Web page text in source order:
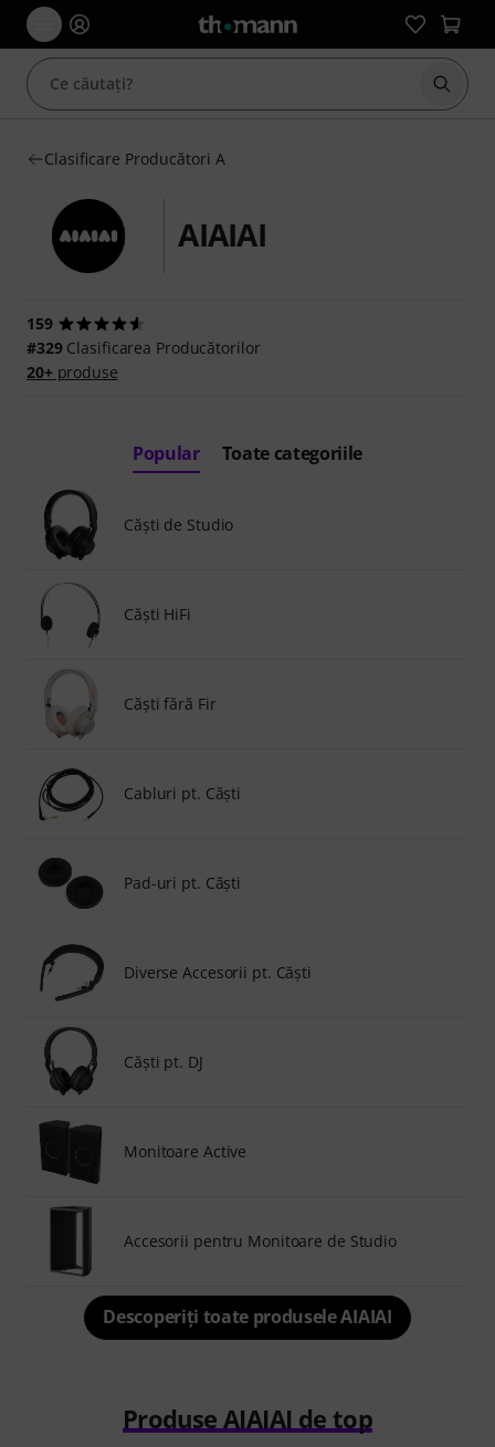
Clasificare Producători A
AIAIAI
159
#329Clasificarea Producătorilor
20+produse
Popular Toate categoriile
Căşti de Studio
Căşti HiFi
Căşti fără Fir
Cabluri pt. Căşti
Pad-uri pt. Căşti
Diverse Accesorii pt. Căşti
Căşti pt. DJ
Monitoare Active
Accesorii pentru Monitoare de Studio
Descoperiți toate produsele AIAIAI
Produse AIAIAI de top